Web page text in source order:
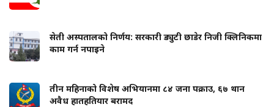
सेती अस्पतालको निर्णय: सरकारी ड्युटी छाडेर निजी क्लिनिकमा
काम गर्न नपाइने
तीन महिनाको विशेष अभियानमा ८४ जना पक्राउ, ६७ थान
अवैध हातहतियार बरामद